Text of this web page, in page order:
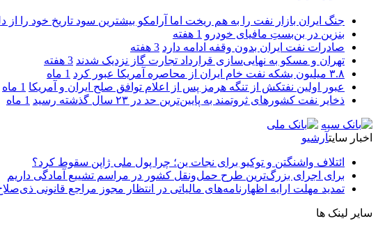
جنگ ایران بازار نفت را به هم ریخت اما آرامکو بیشترین سود تاریخ خود را
بنزین در بن‌بستِ مافیای خودرو 1 هفته
صادرات نفت ایران بدون وقفه ادامه دارد 3 هفته
تهران و مسکو به نهایی‌سازی قرارداد تجارت گاز نزدیک شدند 3 هفته
۳.۸ میلیون بشکه نفت خام ایران از محاصره آمریکا عبور کرد
1 ماه
عبور اولین نفتکش از تنگه هرمز پس از اعلام توافق صلح ایران و آمریکا 1 ماه
ذخایر نفت کشورهای ثروتمند به پایین‌ترین حد در ۲۳ سال گذشته رسید
1 ماه
اخبار سایتآرشیو
ائتلاف واشنگتن و توکیو برای نجات ین؛ چرا پول ملی ژاپن سقوط کرد؟
برای اجرای بزرگ‌ترین طرح حمل‌ونقل کشور در مراسم تشییع آمادگی داریم
تمدید مهلت ارایه اظهارنامه‌های مالیاتی در انتظار مجوز مراجع قانونی
سایر لینک ها